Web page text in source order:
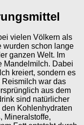
vielen Völkern als
wurden schon lange
ganzen Welt. Im
Mandelmilch. Dabei
kreiert, sondern es
war das
aus dem
sind natürlicher
Kohlenhydraten
Mineralstoffe,